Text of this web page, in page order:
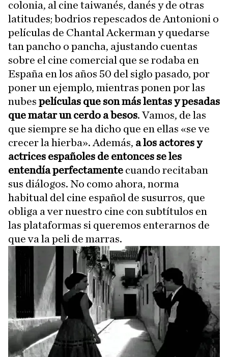
colonia, al cine taiwanés, danés y de otras
latitudes; bodrios repescados de Antonioni o
películas de Chantal Ackerman y quedarse
tan pancho o pancha, ajustando cuentas
sobre el cine comercial que se rodaba en
España en los años 50 del siglo pasado, por
poner un ejemplo, mientras ponen por las
nubes películas que son más lentas y pesadas
que matar un cerdo a besos. Vamos, de las
que siempre se ha dicho que en ellas «se ve
crecer la hierba». Además, a los actores y
actrices españoles de entonces se les
entendía perfectamente cuando recitaban
sus diálogos. No como ahora, norma
habitual del cine español de susurros, que
obliga a ver nuestro cine con subtítulos en
las plataformas si queremos enterarnos de
que va la peli de marras.